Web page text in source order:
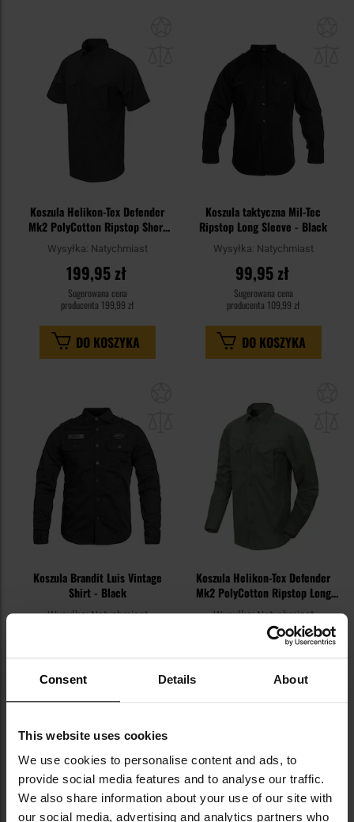
Consent Details About
This website uses cookies
We use cookies to personalise content and ads, to
provide social media features and to analyse our traffic.
We also share information about your use of our site with
our social media, advertising and analytics partners who
schowka
Koszula Helikon-Tex Defender
Mk2 PolyCotton Ripstop Short
Sleeve - Black
Wysyłka: Natychmiast
199,95 zł
Sugerowana cena
producenta 199,99 zł
DO KOSZYKA
Koszula taktyczna Mil-Tec
Ripstop Long Sleeve - Black
Wysyłka: Natychmiast
99,95 zł
Sugerowana cena
producenta 109,99 zł
DO KOSZYKA
schowka
Koszula Brandit Luis Vintage
Shirt - Black
Wysyłka:Natychmiast
DO KOSZYKA
Koszula Helikon-Tex Defender
Mk2 PolyCotton Ripstop Long
Sleeve - Olive Green
Wysyłka:Natychmiast
199,95 zł
Sugerowana cena
Dodaj
do
schowka